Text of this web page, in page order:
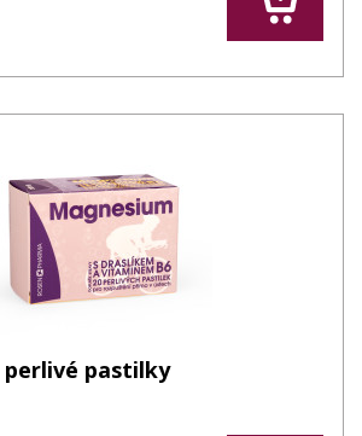
perlivé pastilky